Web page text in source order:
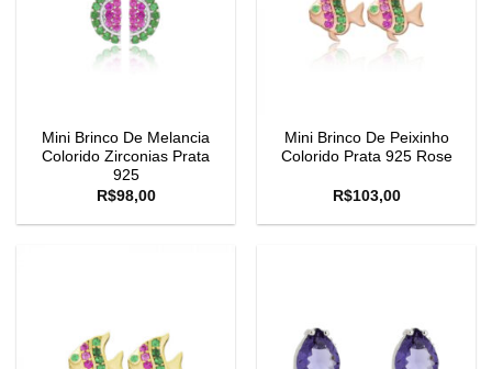
Mini Brinco De Melancia
Colorido Zirconias Prata
925
R$98,00
Mini Brinco De Peixinho
Colorido Prata 925 Rose
R$103,00